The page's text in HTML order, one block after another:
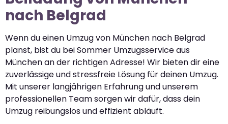
nach Belgrad
Wenn du einen Umzug von München nach Belgrad
planst, bist du bei Sommer Umzugsservice aus
München an der richtigen Adresse! Wir bieten dir eine
zuverlässige und stressfreie Lösung für deinen Umzug.
Mit unserer langjährigen Erfahrung und unserem
professionellen Team sorgen wir dafür, dass dein
Umzug reibungslos und effizient abläuft.